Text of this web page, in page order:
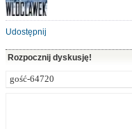
Udostępnij
Rozpocznij dyskusję!